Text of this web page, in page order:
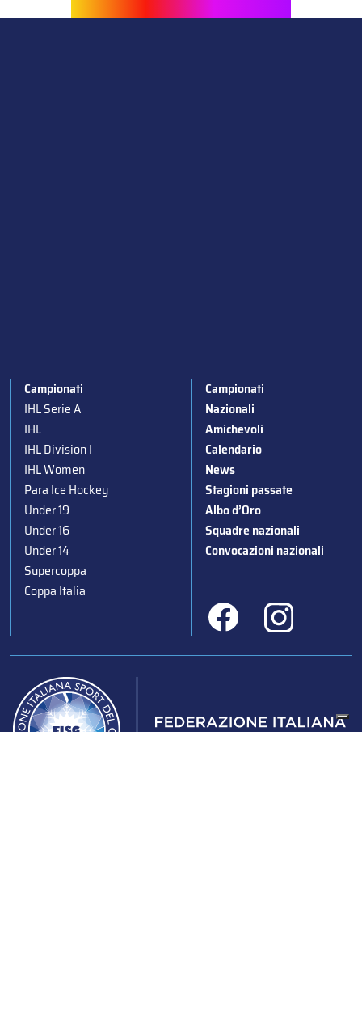
Campionati
IHL Serie A
IHL
IHL Division I
IHL Women
Para Ice Hockey
Under 19
Under 16
Under 14
Supercoppa
Coppa Italia
Campionati
Nazionali
Amichevoli
Calendario
News
Stagioni passate
Albo d’Oro
Squadre nazionali
Convocazioni nazionali